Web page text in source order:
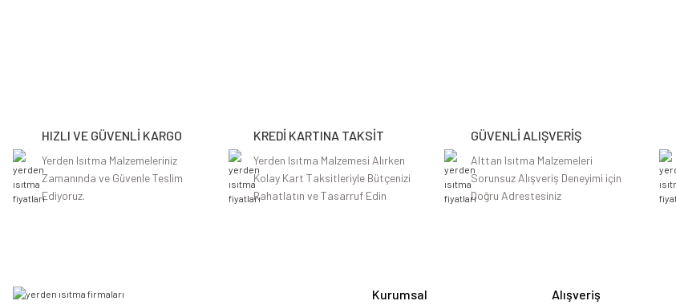
Ürün bilgilerinde hatalar bulunuyor.
Ürün fiyatı diğer sitelerden daha pahalı.
Bu ürüne benzer farklı alternatifler olmalı.
HIZLI VE GÜVENLİ KARGO
Yerden Isıtma Malzemeleriniz
Zamanında ve Güvenle Teslim
Ediyoruz.
KREDİ KARTINA TAKSİT
Yerden Isıtma Malzemesi Alırken
Kolay Kart Taksitleriyle Bütçenizi
Rahatlatın ve Tasarruf Edin
GÜVENLİ ALIŞVERİŞ
Alttan Isıtma Malzemeleri
Sorunsuz Alışveriş Deneyimi için
Doğru Adrestesiniz
Kurumsal Alışveriş